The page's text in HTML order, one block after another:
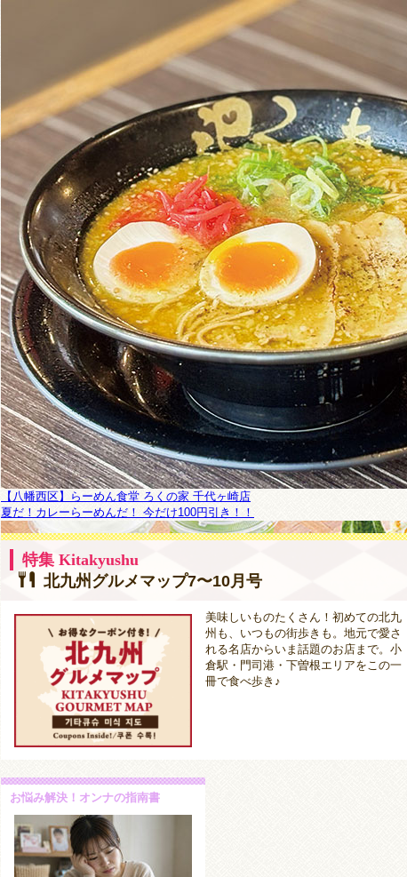
【八幡西区】らーめん食堂 ろくの家 千代ヶ崎店
夏だ！カレーらーめんだ！ 今だけ100円引き！！
特集 Kitakyushu
北九州グルメマップ7〜10月号
美味しいものたくさん！初めての北九
州も、いつもの街歩きも。地元で愛さ
れる名店からいま話題のお店まで。小
倉駅・門司港・下曽根エリアをこの一
冊で食べ歩き♪
お悩み解決！オンナの指南書